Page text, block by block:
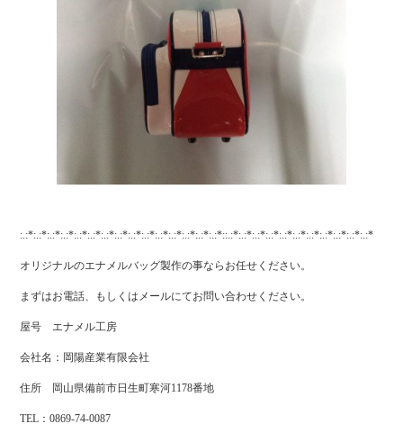
:.:*:.:*:.:*:.:*:.:*:.:*:.:*:.:*:.:*:.:*:.:*:.:*:.:*:.:*:.:*::.:*:.:*:.:*:.:*:.:*:.:*:.:*:.:*:.:*:.:*:.:*
オリジナルのエナメルバッグ製作の事ならお任せください。
まずはお電話、もしくはメールにてお問い合わせください。
屋号 エナメル工房
会社名：岡陽産業有限会社
住所 岡山県備前市日生町寒河1178番地
TEL：0869-74-0087